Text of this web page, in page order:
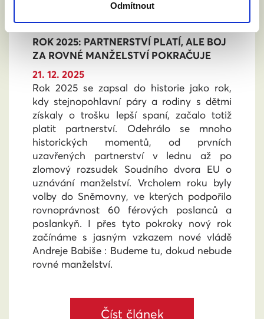
Odmítnout
ROK 2025: PARTNERSTVÍ PLATÍ, ALE BOJ
ZA ROVNÉ MANŽELSTVÍ POKRAČUJE
21. 12. 2025
Rok 2025 se zapsal do historie jako rok,
kdy stejnopohlavní páry a rodiny s dětmi
získaly o trošku lepší spaní, začalo totiž
platit partnerství. Odehrálo se mnoho
historických momentů, od prvních
uzavřených partnerství v lednu až po
zlomový rozsudek Soudního dvora EU o
uznávání manželství. Vrcholem roku byly
volby do Sněmovny, ve kterých podpořilo
rovnoprávnost 60 férových poslanců a
poslankyň. I přes tyto pokroky nový rok
začínáme s jasným vzkazem nové vládě
Andreje Babiše : Budeme tu, dokud nebude
rovné manželství.
Číst článek